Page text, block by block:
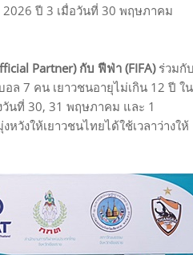
2026 ปี 3 เมื่อวันที่ 30 พฤษภาคม
Partner) กับ ฟีฟ่า (FIFA) ร่วมกั
ล 7 คน เยาวชนอายุไม่เกิน 12 ปี ใน
วันที่ 30, 31 พฤษภาคม และ 1
วังให้เยาวชนไทยได้ใช้เวลาว่างให้